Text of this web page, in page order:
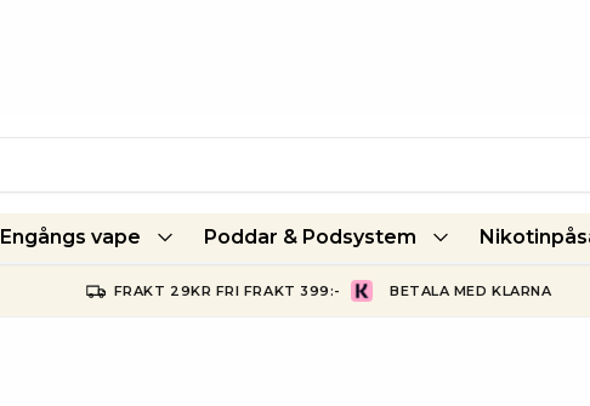
Engångs vape Poddar & Podsystem
FRAKT 29KR FRI FRAKT 399:- BETALA MED KLARNA